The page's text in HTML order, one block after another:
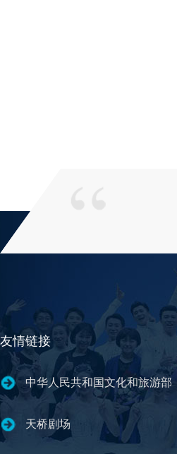
友情链接
中华人民共和国文化和旅游部
天桥剧场